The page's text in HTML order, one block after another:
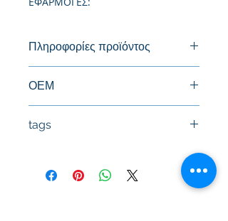
Πληροφορίες προϊόντος
ΟΕΜ
tags
#Κυλινδροκεφαλή #Κεφαλάρι
#TPTOPLINE